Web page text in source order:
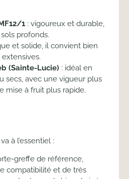
1 : vigoureux et durable,
profonds.
et solide, il convient bien
(Sainte-Lucie) : idéal en
secs, avec une vigueur plus
mise à fruit plus rapide.
à l’essentiel :
greffe de référence,
compatibilité et de très